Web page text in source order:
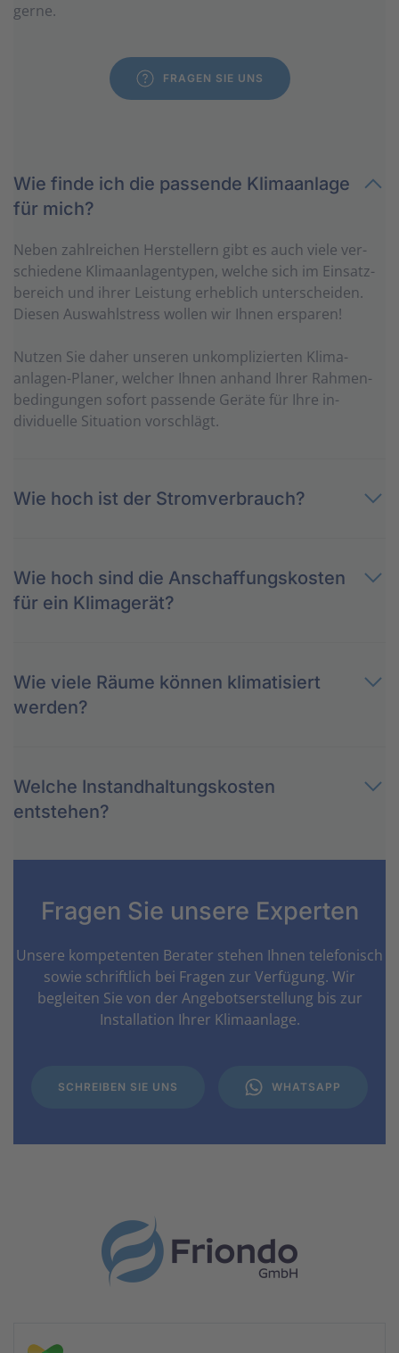
gerne.
FRAGEN SIE UNS
Wie finde ich die passende Klimaanlage
für mich?
Neben zahl­reichen Her­stellern gibt es auch viele ver­
schiedene Klima­anlagen­typen, welche sich im Einsatz­
bereich und ihrer Leistung erheblich unter­scheiden.
Diesen Auswahl­stress wollen wir Ihnen ersparen!
Nutzen Sie daher unseren un­komplizierten Klima­
anlagen-Planer, welcher Ihnen anhand Ihrer Rahmen­
be­dingungen sofort passende Geräte für Ihre in­
dividuelle Situation vorschlägt.
Wie hoch ist der Stromverbrauch?
Wie hoch sind die Anschaffungskosten
für ein Klimagerät?
Wie viele Räume können klimatisiert
werden?
Welche Instandhaltungskosten
entstehen?
Fragen Sie unsere Experten
Unsere kompetenten Berater stehen Ihnen telefonisch
sowie schriftlich bei Fragen zur Verfügung. Wir
begleiten Sie von der Angebotserstellung bis zur
Installation Ihrer Klimaanlage.
SCHREIBEN SIE UNS WHATSAPP